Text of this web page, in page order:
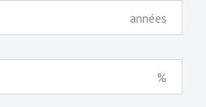
années
%